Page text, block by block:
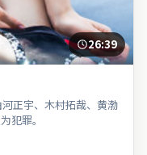
26:39
正宇、木村拓哉、黄渤
犯罪。